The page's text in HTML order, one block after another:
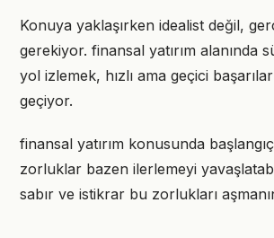
Konuya yaklaşırken idealist değil,
gerekiyor. finansal yatırım alanında
yol izlemek, hızlı ama geçici
geçiyor.
finansal yatırım konusunda
zorluklar bazen ilerlemeyi
sabır ve istikrar bu zorlukları